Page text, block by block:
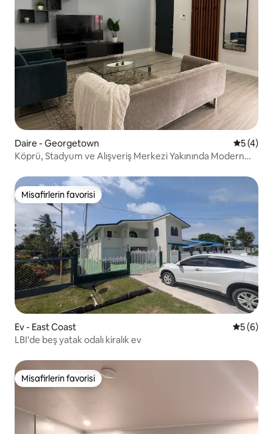
Daire - Georgetown 55 (4)
Köprü, Stadyum ve Alışveriş Merkezi Yakınında Modern
Misafirlerin favorisi
Misafirlerin favorisi
Ev - East Coast 55 (6)
LBI'de beş yatak odalı kiralık ev
Misafirlerin favorisi
Misafirlerin favorisi